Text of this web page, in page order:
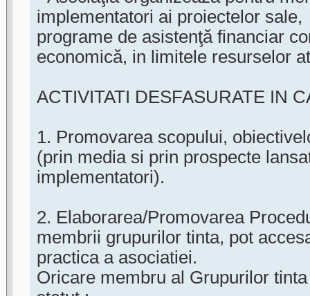
implementatori ai proiectelor sale,
programe de asistenţă financiar
economică, in limitele resurselor
ACTIVITATI DESFASURATE IN
1. Promovarea scopului,
(prin media si prin prospecte
implementatori).
2. Elaborarea/Promovarea
membrii grupurilor tinta, pot
practica a asociatiei.
Oricare membru al Grupurilor